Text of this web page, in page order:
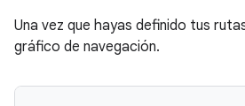
Una vez que hayas definido tus
gráfico de navegación.